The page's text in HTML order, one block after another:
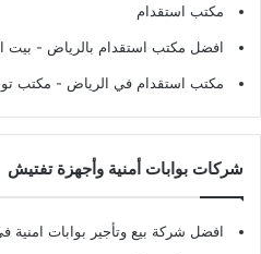
مكتب استقدام
افضل مكتب استقدام بالرياض - بيت
مكتب استقدام في الرياض - مكتب
شركات بوابات أمنية وأجهزة تفتيش
افضل شركة بيع وتأجير بوابات امنية